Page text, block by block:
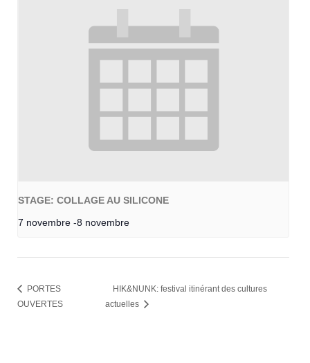
STAGE: COLLAGE AU SILICONE
7 novembre -8 novembre
PORTES
OUVERTES
HIK&NUNK: festival itinérant des cultures
actuelles